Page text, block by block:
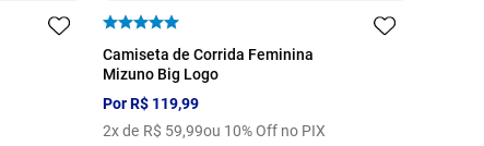
P
Camiseta de Corrida Feminina
Mizuno Big Logo
PorR$ 119,99
2x de R$ 59,99ou 10% Off no PIX